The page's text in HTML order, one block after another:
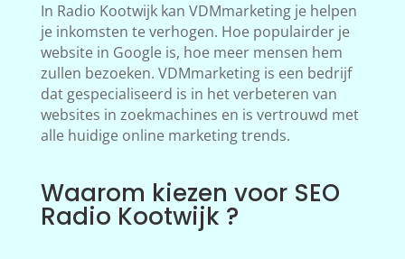
In Radio Kootwijk kan VDMmarketing je helpen
je inkomsten te verhogen. Hoe populairder je
website in Google is, hoe meer mensen hem
zullen bezoeken. VDMmarketing is een bedrijf
dat gespecialiseerd is in het verbeteren van
websites in zoekmachines en is vertrouwd met
alle huidige online marketing trends.
Waarom kiezen voor SEO
Radio Kootwijk ?